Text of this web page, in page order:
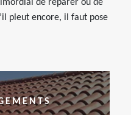
de réparer ou de
pleut encore, il faut pose